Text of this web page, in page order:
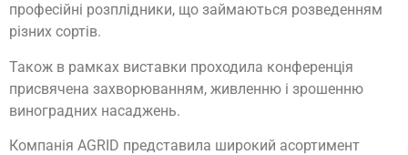
професійні розплідники, що займаються розведенням
різних сортів.
Також в рамках виставки проходила конференція
присвячена захворюванням, живленню і зрошенню
виноградних насаджень.
Компанія AGRID представила широкий асортимент